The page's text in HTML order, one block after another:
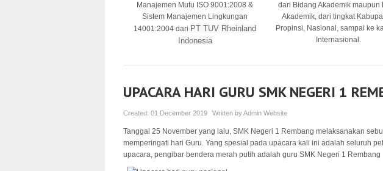
Manajemen Mutu ISO 9001:2008 &
Sistem Manajemen Lingkungan
14001:2004 dari PT TUV Rheinland
Indonesia
dari Bidang Akademik maupun
Akademik, dari tingkat
Propinsi, Nasional, sampai ke
Internasional.
UPACARA HARI GURU SMK NEGERI 1
Created: 01 December 2019 Written byAdmin Website
Tanggal 25 November yang lalu, SMK Negeri 1 Rembang melaksanakan
memperingati hari Guru. Yang spesial pada upacara kali ini adalah seluruh
upacara, pengibar bendera merah putih adalah guru SMK Negeri 1 Rembang